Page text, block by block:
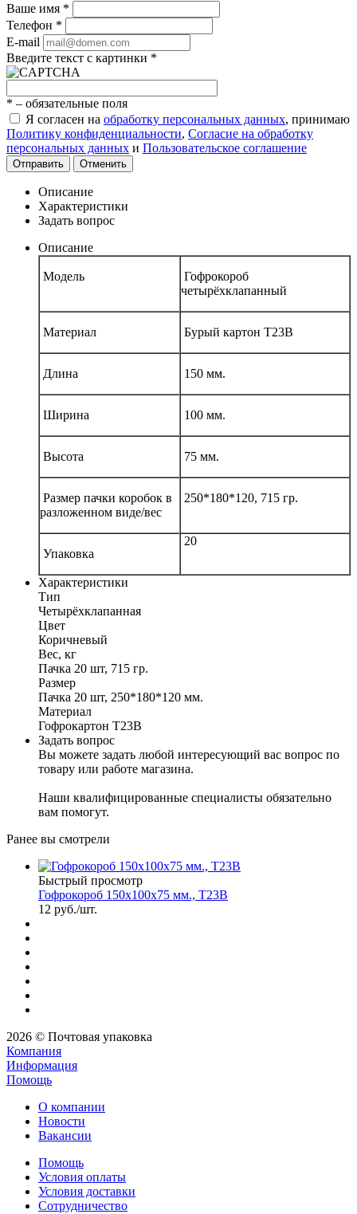
Ваше имя *
Телефон *
E-mail
Введите текст с картинки *
* – обязательные поля
Я согласен на обработку персональных данных, принимаю
Политику конфиденциальности, Согласие на обработку
персональных данных и Пользовательское соглашение
Отправить Отменить
Описание
Характеристики
Задать вопрос
Описание
Модель
Гофрокороб
четырёхклапанный
Материал Бурый картон Т23В
Длина 150 мм.
Ширина 100 мм.
Высота 75 мм.
Размер пачки коробок в
разложенном виде/вес
250*180*120, 715 гр.
Упаковка
20
Характеристики
Тип
Четырёхклапанная
Цвет
Коричневый
Вес, кг
Пачка 20 шт, 715 гр.
Размер
Пачка 20 шт, 250*180*120 мм.
Материал
Гофрокартон Т23В
Задать вопрос
Вы можете задать любой интересующий вас вопрос по
товару или работе магазина.
Наши квалифицированные специалисты обязательно
вам помогут.
Ранее вы смотрели
Быстрый просмотр
Гофрокороб 150х100х75 мм., Т23В
12 руб./шт.
2026 © Почтовая упаковка
Компания
Информация
Помощь
О компании
Новости
Вакансии
Помощь
Условия оплаты
Условия доставки
Сотрудничество